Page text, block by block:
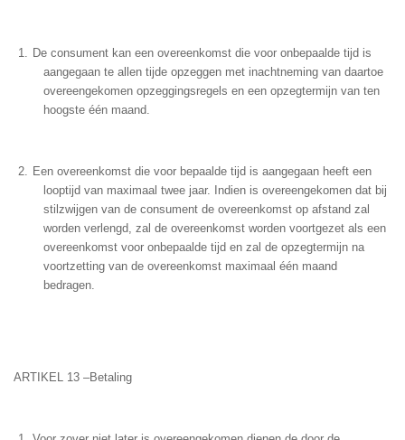
De consument kan een overeenkomst die voor onbepaalde tijd is
aangegaan te allen tijde opzeggen met inachtneming van daartoe
overeengekomen opzeggingsregels en een opzegtermijn van ten
hoogste één maand.
Een overeenkomst die voor bepaalde tijd is aangegaan heeft een
looptijd van maximaal twee jaar. Indien is overeengekomen dat bij
stilzwijgen van de consument de overeenkomst op afstand zal
worden verlengd, zal de overeenkomst worden voortgezet als een
overeenkomst voor onbepaalde tijd en zal de opzegtermijn na
voortzetting van de overeenkomst maximaal één maand
bedragen.
ARTIKEL 13 –Betaling